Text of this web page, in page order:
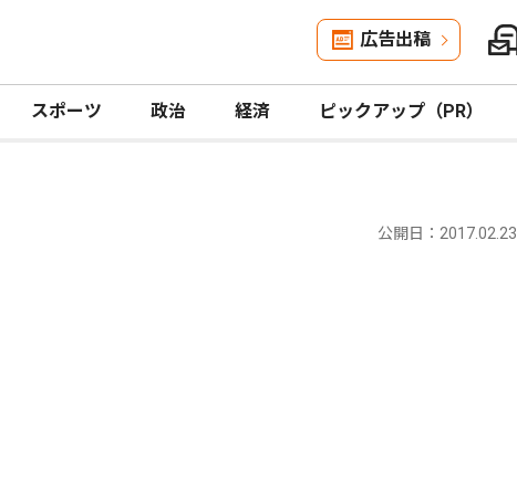
広告出稿
スポーツ 政治 経済 ピックアップ（PR）
公開日：2017.02.23